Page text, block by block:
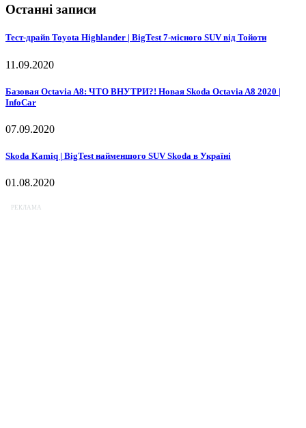
Останні записи
Тест-драйв Toyota Highlander | BigTest 7-місного SUV від Тойоти
11.09.2020
Базовая Octavia A8: ЧТО ВНУТРИ?! Новая Skoda Octavia A8 2020 |
InfoCar
07.09.2020
Skoda Kamiq | BigTest найменшого SUV Skoda в Україні
01.08.2020
РЕКЛАМА